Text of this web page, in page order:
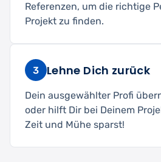
Referenzen, um die richtige
Projekt zu finden.
3 Lehne Dich zurück
Dein ausgewählter Profi
oder hilft Dir bei Deinem
Zeit und Mühe sparst!